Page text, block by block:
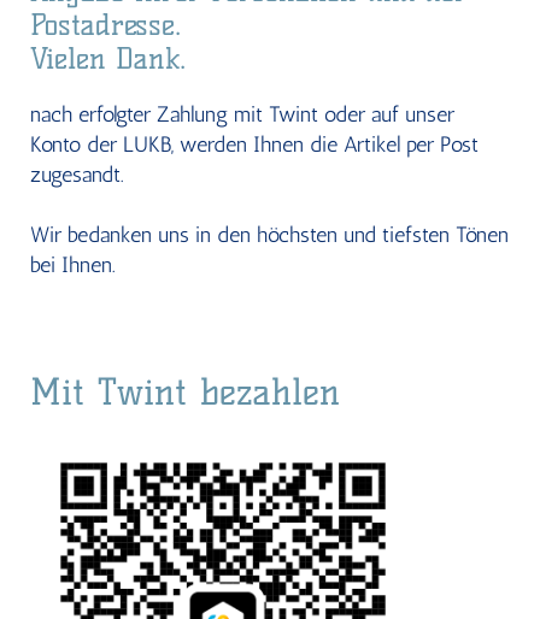
Postadresse.
Vielen Dank.
nach erfolgter Zahlung mit Twint oder auf unser
Konto der LUKB, werden Ihnen die Artikel per Post
zugesandt.
Wir bedanken uns in den höchsten und tiefsten Tönen
bei Ihnen.
Mit Twint bezahlen